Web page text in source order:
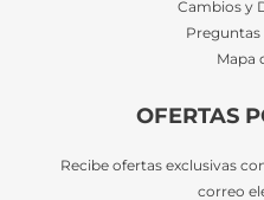
Cambios y
Preguntas
Mapa
OFERTAS
Recibe ofertas exclusivas
correo